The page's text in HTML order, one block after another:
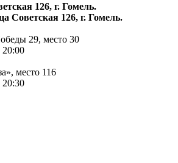
126, г. Гомель.
Советская 126, г. Гомель.
29, место 30
место 116